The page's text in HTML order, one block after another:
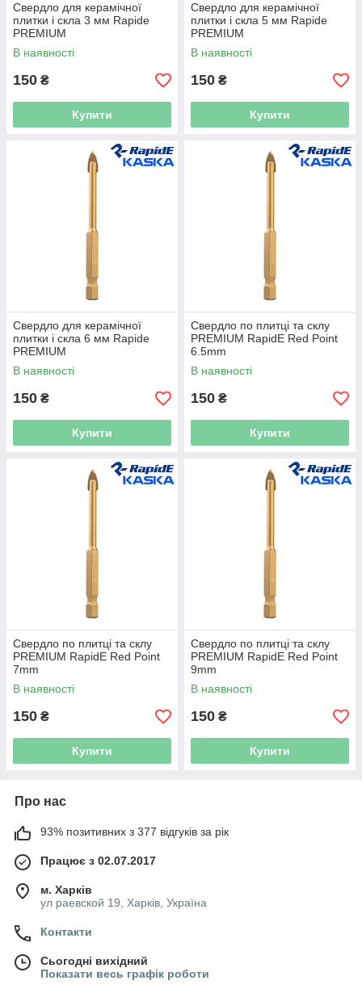
Свердло для керамічної
плитки і скла 3 мм Rapide
PREMIUM
В наявності
150 ₴
Купити
Свердло для керамічної
плитки і скла 5 мм Rapide
PREMIUM
В наявності
150 ₴
Купити
Свердло для керамічної
плитки і скла 6 мм Rapide
PREMIUM
В наявності
150 ₴
Купити
Свердло по плитці та склу
PREMIUM RapidE Red Point
6.5mm
В наявності
150 ₴
Купити
Свердло по плитці та склу
PREMIUM RapidE Red Point
7mm
В наявності
150 ₴
Купити
Свердло по плитці та склу
PREMIUM RapidE Red Point
9mm
В наявності
150 ₴
Купити
Про нас
93% позитивних з 377 відгуків за рік
Працює з 02.07.2017
м. Харків
ул раевской 19, Харків, Україна
Контакти
Сьогодні вихідний
Показати весь графік роботи